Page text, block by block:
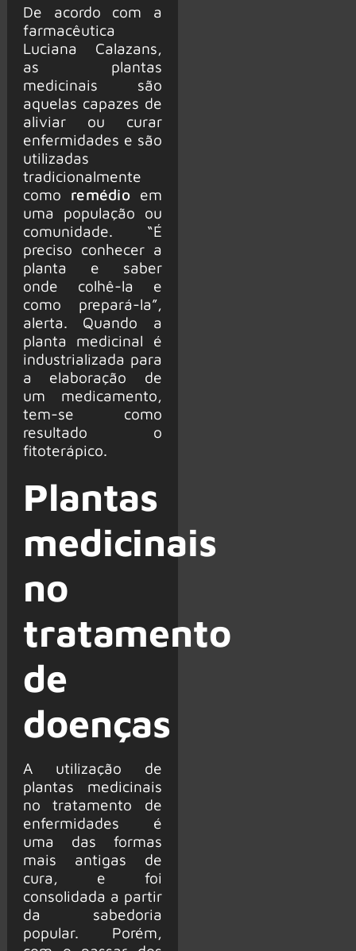
De acordo com a
farmacêutica
Luciana Calazans,
as plantas
medicinais são
aquelas capazes de
aliviar ou curar
enfermidades e são
utilizadas
tradicionalmente
como remédio em
uma população ou
comunidade. “É
preciso conhecer a
planta e saber
onde colhê-la e
como prepará-la”,
alerta. Quando a
planta medicinal é
industrializada para
a elaboração de
um medicamento,
tem-se como
resultado o
fitoterápico.
Plantas
medicinais
no
tratamento
de
doenças
A utilização de
plantas medicinais
no tratamento de
enfermidades é
uma das formas
mais antigas de
cura, e foi
consolidada a partir
da sabedoria
popular. Porém,